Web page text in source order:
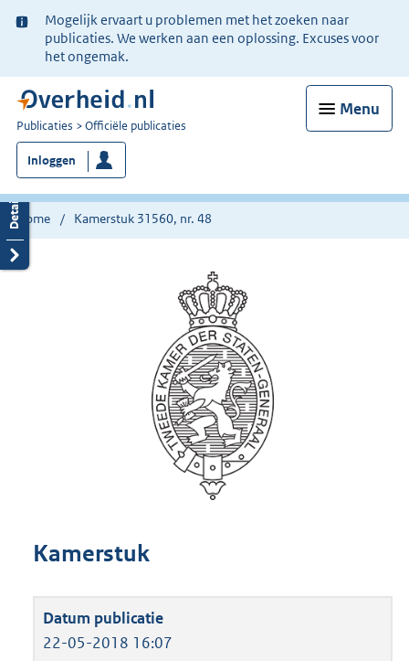
Ter
informatie:
Mogelijk ervaart u problemen met het zoeken naar
publicaties. We werken aan een oplossing. Excuses voor
het ongemak.
Menu
U
bent
nu
hier:
Publicaties Officiële publicaties
Inloggen
Home Kamerstuk 31560, nr. 48
Kamerstuk
22-05-2018 16:07